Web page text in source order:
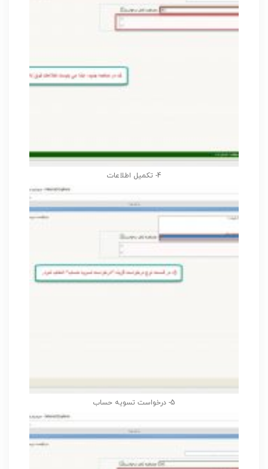
4- تکمیل اطلاعات
5- درخواست تسویه حساب